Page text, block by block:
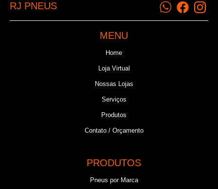
RJ PNEUS
MENU
Home
Loja Virtual
Nossas Lojas
Serviços
Produtos
Contato / Orçamento
PRODUTOS
Pneus por Marca